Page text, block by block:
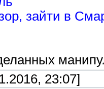
зайти в
23:07]